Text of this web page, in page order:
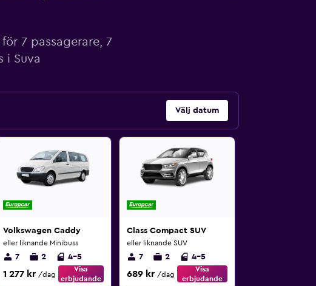
7 passagerare, 7
i Suva
Välj datum
Volkswagen Caddy
eller liknande Minibuss
7 2 4-5
1 277 kr /dag
Visa
erbjudande
Class Compact SUV
eller liknande SUV
7 2 4-5
689 kr /dag
Visa
erbjudande